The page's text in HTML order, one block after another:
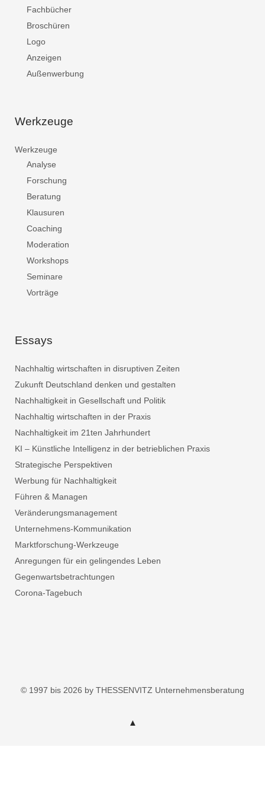
Fachbücher
Broschüren
Logo
Anzeigen
Außenwerbung
Werkzeuge
Werkzeuge
Analyse
Forschung
Beratung
Klausuren
Coaching
Moderation
Workshops
Seminare
Vorträge
Essays
Nachhaltig wirtschaften in disruptiven Zeiten
Zukunft Deutschland denken und gestalten
Nachhaltigkeit in Gesellschaft und Politik
Nachhaltig wirtschaften in der Praxis
Nachhaltigkeit im 21ten Jahrhundert
KI – Künstliche Intelligenz in der betrieblichen Praxis
Strategische Perspektiven
Werbung für Nachhaltigkeit
Führen & Managen
Veränderungsmanagement
Unternehmens-Kommunikation
Marktforschung-Werkzeuge
Anregungen für ein gelingendes Leben
Gegenwartsbetrachtungen
Corona-Tagebuch
© 1997 bis 2026 by THESSENVITZ Unternehmensberatung